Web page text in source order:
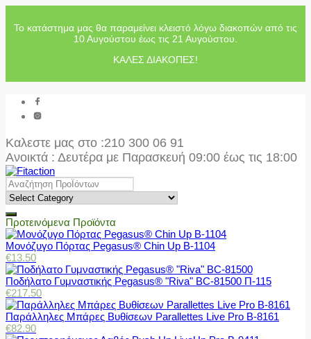
Το κατάστημα μας θα παραμείνει κλειστό λόγω διακοπών από τις
10 Αυγούστου έως τις 21 Αυγούστου.
ΚΑΛΕΣ ΔΙΑΚΟΠΕΣ!
Καλεστε μας στο :210 300 06 91
Ανοικτά : Δευτέρα με Παρασκευή 09:00 έως τις 18:00
Προτεινόμενα Προϊόντα
Μονόζυγο Πόρτας Pegasus® Chin Up Β-1104
€13.50
Ποδήλατο Γυμναστικής Pegasus® "Riva" BC-81500 Π-115
€217.50
Παράλληλες Μπάρες Βυθίσεων Parallettes Live Pro Β-8161
€82.90